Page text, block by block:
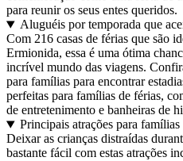
para reunir os seus entes queridos.
Aluguéis por temporada que
Com 216 casas de férias que são
Ermionida, essa é uma ótima
incrível mundo das viagens.
para famílias para encontrar
perfeitas para famílias de férias,
de entretenimento e banheiras de
Principais atrações para
Deixar as crianças distraídas
bastante fácil com estas atrações